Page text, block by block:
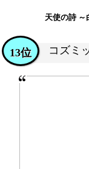
天使の詩 ～
コズミ
13位